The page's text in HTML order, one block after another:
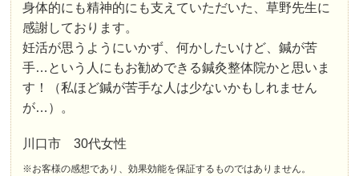
身体的にも精神的にも支えていただいた、草野先生に
感謝しております。
妊活が思うようにいかず、何かしたいけど、鍼が苦
手…という人にもお勧めできる鍼灸整体院かと思いま
す！（私ほど鍼が苦手な人は少ないかもしれません
が…）。
川口市 30代女性
※お客様の感想であり、効果効能を保証するものではありません。